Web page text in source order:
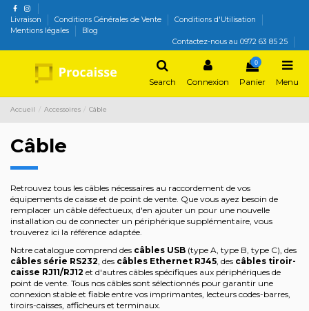
Livraison Conditions Générales de Vente
Conditions d'Utilisation
Mentions légales
Blog
Contactez-nous au 0972 63 85 25
Search Connexion
0
Panier Menu
Accueil Accessoires Câble
Câble
Retrouvez tous les câbles nécessaires au raccordement de vos
équipements de caisse et de point de vente. Que vous ayez besoin de
remplacer un câble défectueux, d'en ajouter un pour une nouvelle
installation ou de connecter un périphérique supplémentaire, vous
trouverez ici la référence adaptée.
Notre catalogue comprend des câbles USB (type A, type B, type C), des
câbles série RS232 , des câbles Ethernet RJ45 , des câbles tiroir-
caisse RJ11/RJ12 et d'autres câbles spécifiques aux périphériques de
point de vente. Tous nos câbles sont sélectionnés pour garantir une
connexion stable et fiable entre vos imprimantes, lecteurs codes-barres,
tiroirs-caisses, afficheurs et terminaux.